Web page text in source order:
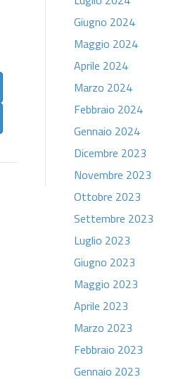
Giugno 2024
Maggio 2024
Aprile 2024
Marzo 2024
Febbraio 2024
Gennaio 2024
Dicembre 2023
Novembre 2023
Ottobre 2023
Settembre 2023
Luglio 2023
Giugno 2023
Maggio 2023
Aprile 2023
Marzo 2023
Febbraio 2023
Gennaio 2023